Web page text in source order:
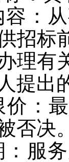
容：
招标
理有
提出
价：
否决
：服